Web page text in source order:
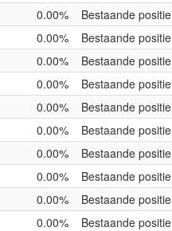
0.00%
Bestaande positie
0.00%
Bestaande positie
0.00%
Bestaande positie
0.00%
Bestaande positie
0.00%
Bestaande positie
0.00%
Bestaande positie
0.00%
Bestaande positie
0.00%
Bestaande positie
0.00%
Bestaande positie
0.00%
Bestaande positie